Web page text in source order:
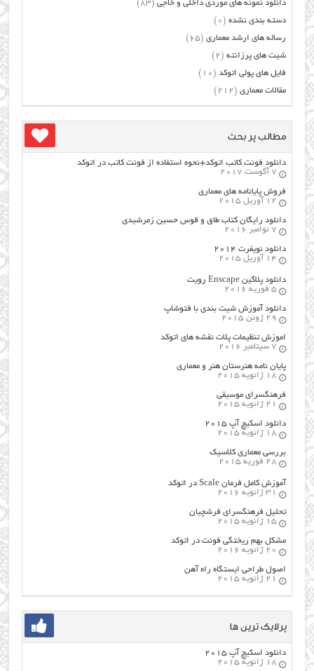
دانلود نمونه های موردی داخلی و خاجی (83)
دسته بندی نشده (0)
رساله های ارشد معماری (65)
شیت های پرزانته (2)
فایل های پولی اتوکد (10)
مقالات معماری (212)
مطالب پر بحث
دانلود فونت کاتب اتوکد+نحوه استفاده از فونت کاتب در اتوکد
7 آگوست 2017
فروش پایانامه های معماری
12 آوریل 2015
دانلود رایگان کتاب طاق و قوس حسین زمرشیدی
7 نوامبر 2016
دانلود نویفرت ۲۰۱۴
14 آوریل 2015
دانلود پلاگین Enscape رویت
5 فوریه 2016
دانلود آموزش شیت بندی با فتوشاپ
29 ژوئن 2015
اموزش تنظیمات پلات نقشه های اتوکد
7 سپتامبر 2016
پایان نامه هنرستان هنر و معماري
18 ژانویه 2015
فرهنگسراي موسيقي
21 ژانویه 2015
دانلود اسکیچ آپ ۲۰۱۵
18 ژانویه 2015
بررسی معماری کلاسیک
28 فوریه 2015
آموزش کامل فرمان Scale در اتوکد
31 ژانویه 2016
تحلیل فرهنگسرای فرشچیان
15 ژانویه 2015
مشکل بهم ریختگی فونت در اتوکد
20 ژانویه 2016
اصول طراحي ایستگاه راه آهن
21 ژانویه 2015
پرلایک ترین ها
دانلود اسکیچ آپ ۲۰۱۵
18 ژانویه 2015